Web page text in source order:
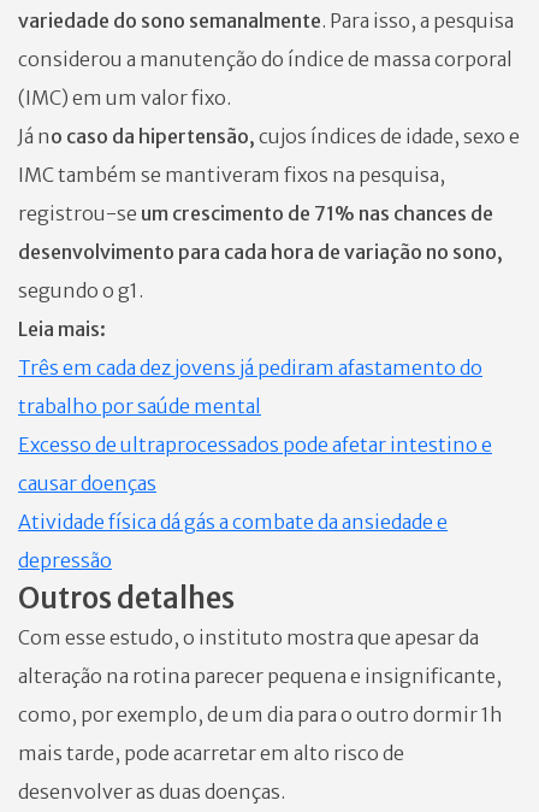
variedade do sono semanalmente. Para isso, a pesquisa
considerou a manutenção do índice de massa corporal
(IMC) em um valor fixo.
Já no caso da hipertensão, cujos índices de idade, sexo e
IMC também se mantiveram fixos na pesquisa,
registrou-se um crescimento de 71% nas chances de
desenvolvimento para cada hora de variação no sono,
segundo o g1.
Leia mais:
Três em cada dez jovens já pediram afastamento do
trabalho por saúde mental
Excesso de ultraprocessados pode afetar intestino e
causar doenças
Atividade física dá gás a combate da ansiedade e
depressão
Outros detalhes
Com esse estudo, o instituto mostra que apesar da
alteração na rotina parecer pequena e insignificante,
como, por exemplo, de um dia para o outro dormir 1h
mais tarde, pode acarretar em alto risco de
desenvolver as duas doenças.